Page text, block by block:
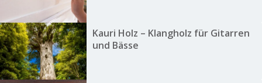
Kauri Holz – Klangholz für Gitarren
und Bässe